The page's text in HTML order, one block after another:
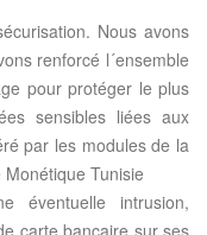
Nous avons
renforcé l´ensemble
pour protéger le plus
sensibles liées aux
par les modules de la
Tunisie
éventuelle intrusion,
carte bancaire sur ses